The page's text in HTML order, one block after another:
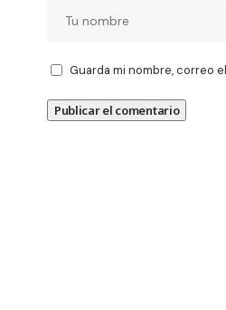
Guarda mi nombre, correo